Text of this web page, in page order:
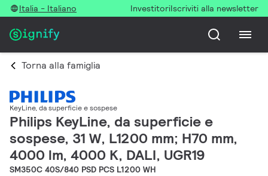
Italia - Italiano InvestitoriIscriviti alla newsletter
Torna alla famiglia
KeyLine, da superficie e sospese
Philips KeyLine, da superficie e
sospese, 31 W, L1200 mm; H70 mm,
4000 lm, 4000 K, DALI, UGR19
SM350C 40S/840 PSD PCS L1200 WH